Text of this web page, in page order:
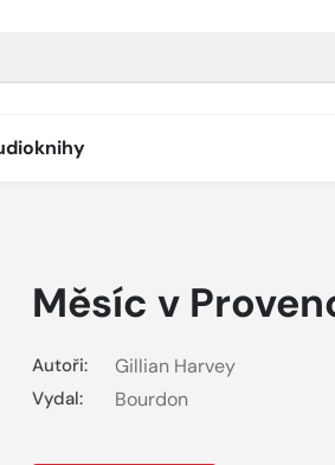
Měsíc v
Autoři: Gillian Harvey
Vydal: Bourdon